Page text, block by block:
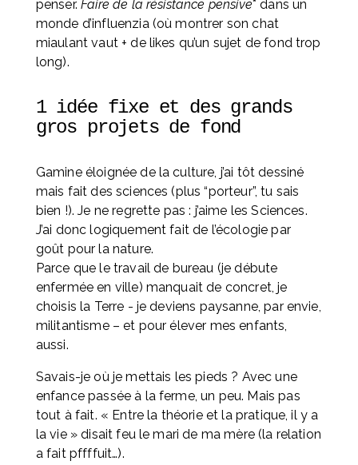
penser. Faire de la résistance pensive* dans un
monde d’influenzia (où montrer son chat
miaulant vaut + de likes qu’un sujet de fond trop
long).
1 idée fixe et des grands
gros projets de fond
Gamine éloignée de la culture, j’ai tôt dessiné
mais fait des sciences (plus “porteur”, tu sais
bien !). Je ne regrette pas : j’aime les Sciences.
J’ai donc logiquement fait de l’écologie par
goût pour la nature.
Parce que le travail de bureau (je débute
enfermée en ville) manquait de concret, je
choisis la Terre - je deviens paysanne, par envie,
militantisme – et pour élever mes enfants,
aussi.
Savais-je où je mettais les pieds ? Avec une
enfance passée à la ferme, un peu. Mais pas
tout à fait. « Entre la théorie et la pratique, il y a
la vie » disait feu le mari de ma mère (la relation
a fait pffffuit…).